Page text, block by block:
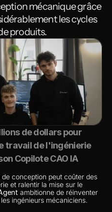
mécanique grâce
les cycles
produits.
de dollars pour
travail de l'ingénierie
Copilote CAO IA
conception peut coûter des
et ralentir la mise sur le
ambitionne de réinventer
ingénieurs mécaniciens.